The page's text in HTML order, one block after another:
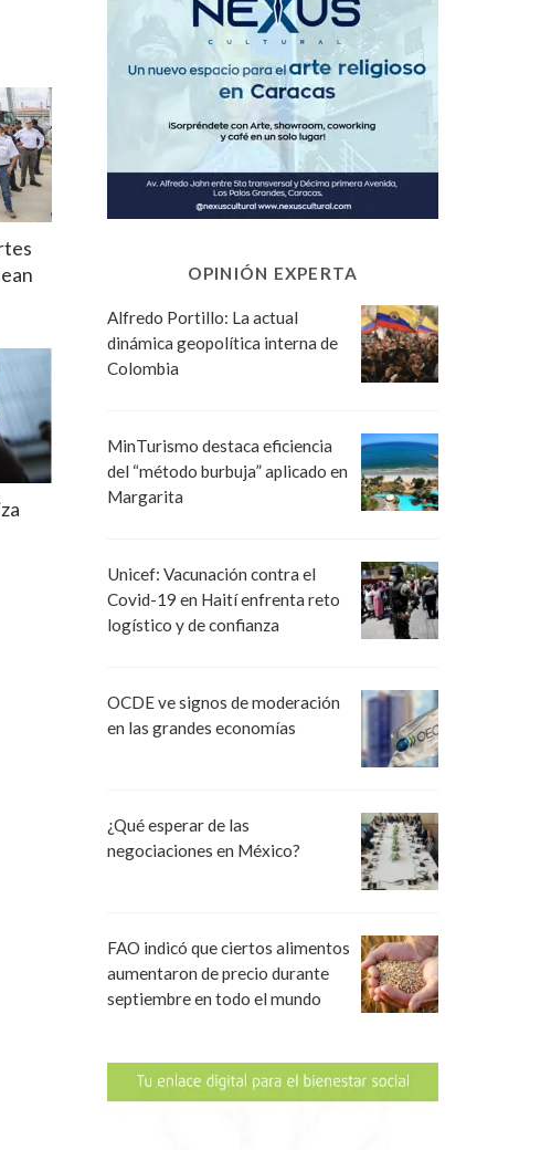
OPINIÓN EXPERTA
Alfredo Portillo: La actual
dinámica geopolítica interna de
Colombia
MinTurismo destaca eficiencia
del “método burbuja” aplicado en
Margarita
Unicef: Vacunación contra el
Covid-19 en Haití enfrenta reto
logístico y de confianza
OCDE ve signos de moderación
en las grandes economías
¿Qué esperar de las
negociaciones en México?
FAO indicó que ciertos alimentos
aumentaron de precio durante
septiembre en todo el mundo